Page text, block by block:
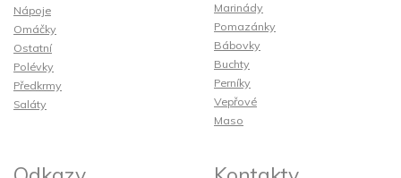
Nápoje
Omáčky
Ostatní
Polévky
Předkrmy
Saláty
Marinády
Pomazánky
Bábovky
Buchty
Perníky
Vepřové
Maso